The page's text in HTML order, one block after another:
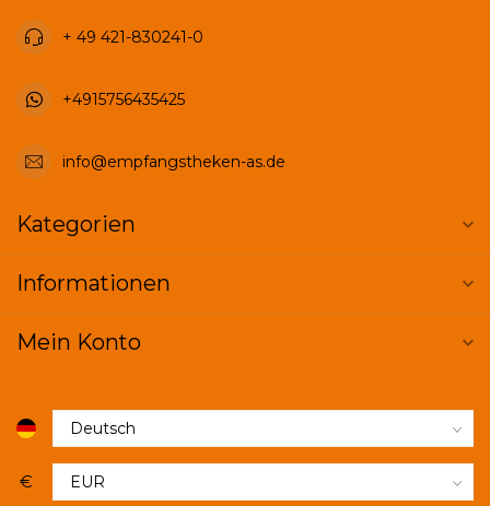
+ 49 421-830241-0
+4915756435425
info@empfangstheken-as.de
Kategorien
Informationen
Mein Konto
€